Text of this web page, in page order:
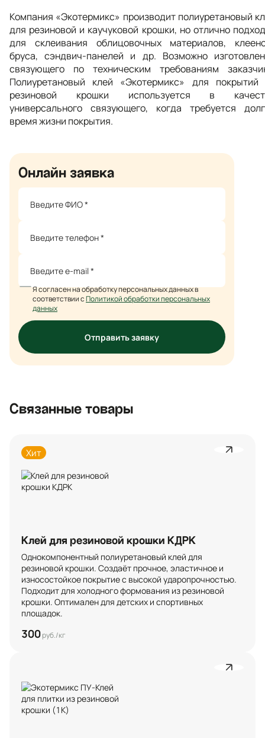
Компания «Экотермикс» производит полиуретановый
для резиновой и каучуковой крошки, но отлично
для склеивания облицовочных материалов,
бруса, сэндвич-панелей и др. Возможно
связующего по техническим требованиям
Полиуретановый клей «Экотермикс» для покрытий
резиновой крошки используется в
универсального связующего, когда требуется
время жизни покрытия.
Онлайн заявка
Я согласен на обработку персональных данных в
соответствии сПолитикой обработки персональных
данных
Отправить заявку
Связанные товары
Хит
Клей для резиновой крошки КДРК
Однокомпонентный полиуретановый клей для
резиновой крошки. Создаёт прочное, эластичное и
износостойкое покрытие с высокой ударопрочностью.
Подходит для холодного формования из резиновой
крошки. Оптимален для детских и спортивных
площадок.
300руб./кг